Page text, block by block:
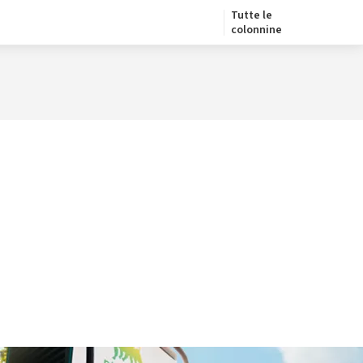
Tutte le
colonnine